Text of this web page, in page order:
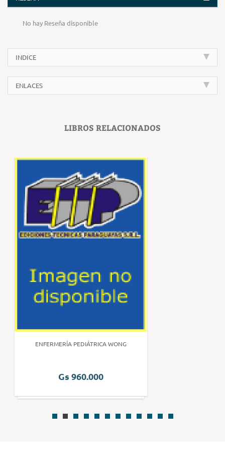
No hay Reseña disponible
INDICE
ENLACES
LIBROS RELACIONADOS
ENFERMERÍA PEDIÁTRICA WONG
Gs 960.000